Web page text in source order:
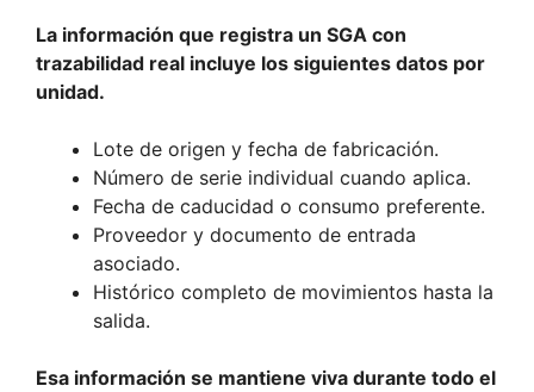
La información que registra un SGA con
trazabilidad real incluye los siguientes datos por
unidad.
Lote de origen y fecha de fabricación.
Número de serie individual cuando aplica.
Fecha de caducidad o consumo preferente.
Proveedor y documento de entrada
asociado.
Histórico completo de movimientos hasta la
salida.
Esa información se mantiene viva durante todo el